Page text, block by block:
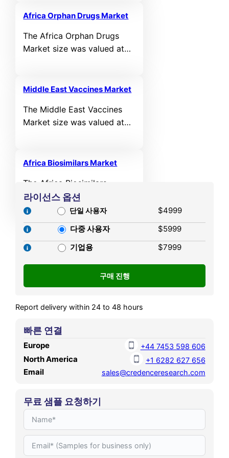
in 2021 and reached USD
anticipated to reach USD
149,792.56 MN by 2032,
period.
Africa Orphan Drugs Market
The Africa Orphan Drugs
Market size was valued at
2025. It is anticipated to
2032, growing at a CAGR of
6.30% during the forecast
Middle East Vaccines Market
The Middle East Vaccines
Market size was valued at
2025. It is anticipated to
9.44% during the forecast
period.
Africa Biosimilars Market
The Africa Biosimilars
Market size was valued at
USD 126.63 MN in 2021 and
reached USD 200.98 MN in
2025. It is anticipated to
reach USD 451.50 MN by
7.80% during the forecast
period.
라이선스 옵션
단일 사용자
$4999
다중 사용자
$5999
기업용
$7999
Report delivery within 24 to 48 hours
빠른 연결
Europe +44 7453 598 606
North America +1 6282 627 656
Email sales@credenceresearch.com
무료 샘플 요청하기